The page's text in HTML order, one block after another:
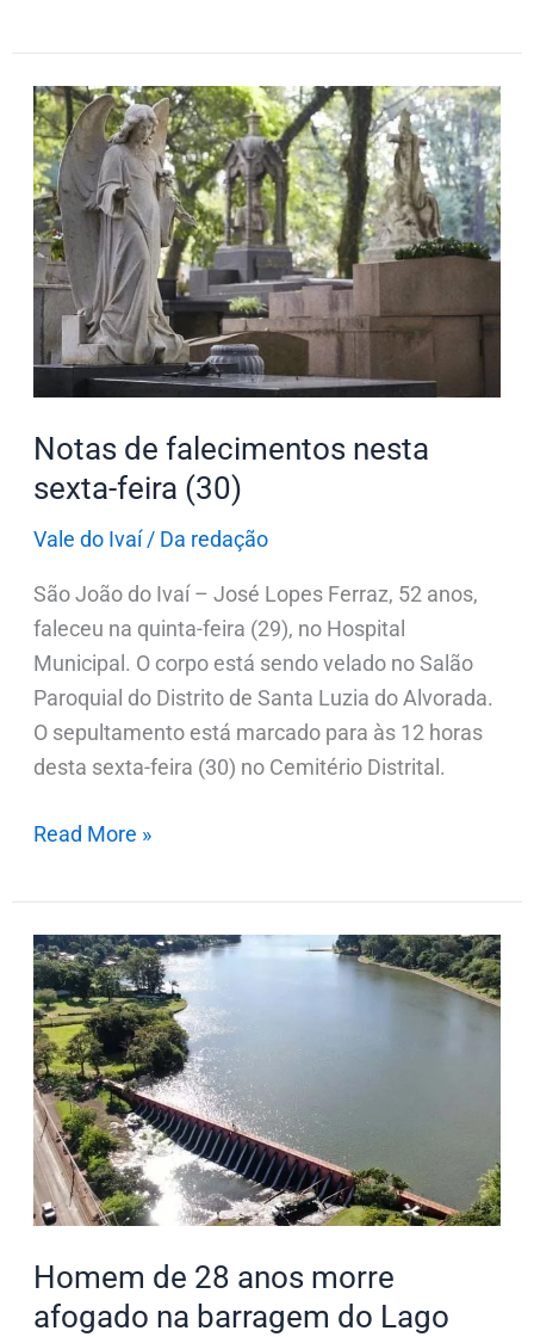
Notas de falecimentos nesta
sexta-feira (30)
Vale do Ivaí/ Da redação
São João do Ivaí – José Lopes Ferraz, 52 anos,
faleceu na quinta-feira (29), no Hospital
Municipal. O corpo está sendo velado no Salão
Paroquial do Distrito de Santa Luzia do Alvorada.
O sepultamento está marcado para às 12 horas
desta sexta-feira (30) no Cemitério Distrital.
Notas
de
falecimentos
nesta
sexta-
feira
(30)
Read More »
Homem de 28 anos morre
afogado na barragem do Lago
Homem
de
28
anos
morre
afogado
na
barragem
do
Lago
Igapó